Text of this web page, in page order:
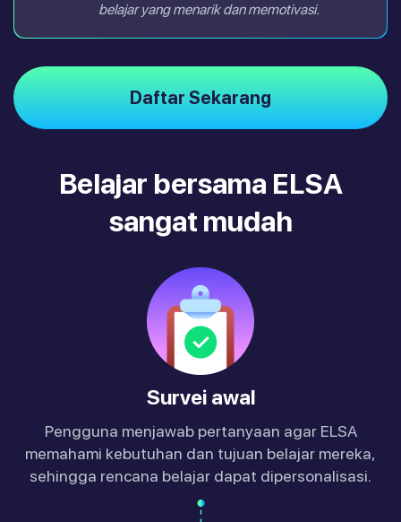
belajar yang menarik dan memotivasi.
Daftar Sekarang
Belajar bersama ELSA
sangat mudah
Survei awal
Pengguna menjawab pertanyaan agar ELSA
memahami kebutuhan dan tujuan belajar mereka,
sehingga rencana belajar dapat dipersonalisasi.